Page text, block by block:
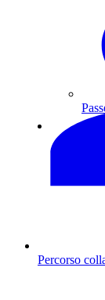
Percorso